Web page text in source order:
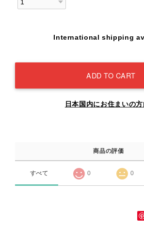
International shipping
ADD TO CART
日本国内にお住まいの
商品の評価
すべて 0 0